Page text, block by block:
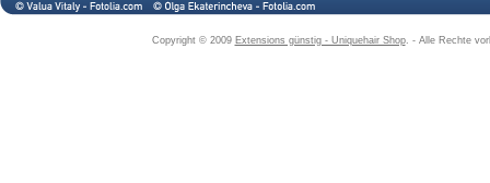
Copyright © 2009 Extensions günstig - Uniquehair Shop. - Alle Rechte